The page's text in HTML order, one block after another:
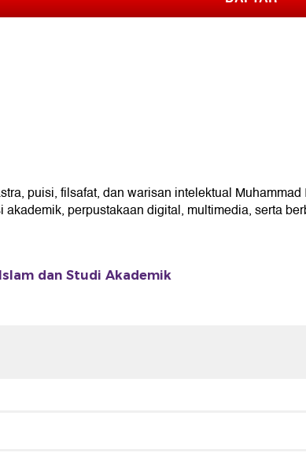
puisi, filsafat, dan warisan intelektual
perpustakaan digital, multimedia, serta
dan Studi Akademik